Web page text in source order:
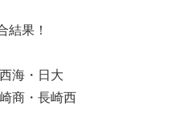
果！
海・日大
商・長崎西